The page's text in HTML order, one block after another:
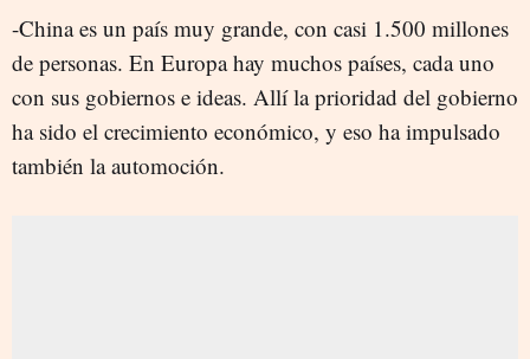
-China es un país muy grande, con casi 1.500 millones
de personas. En Europa hay muchos países, cada uno
con sus gobiernos e ideas. Allí la prioridad del gobierno
ha sido el crecimiento económico, y eso ha impulsado
también la automoción.